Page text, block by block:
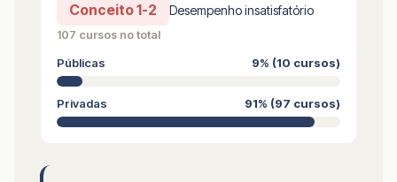
Conceito 1-2 Desempenho insatisfatório
107 cursos no total
Públicas 9% (10 cursos)
Privadas 91% (97 cursos)